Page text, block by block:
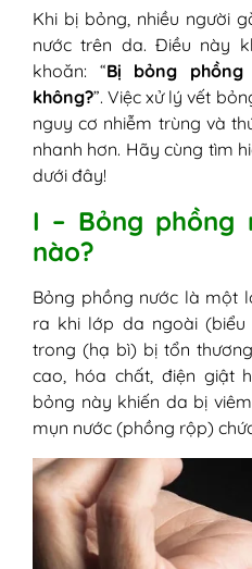
1. Trường hợp
2. Trường hợp
hướng dẫn từ
III - Hướng dẫn xử
đúng cách
IV - Trường hợp
sĩ?
rộng
3. Cơ thể có
toàn thân
4. Vết bỏng
ngày
5. Bỏng do
Khi bị bỏng, nhiều người
nước trên da. Điều này
khoăn: “Bị bỏng
không?”. Việc xử lý vết
nguy cơ nhiễm trùng và
nhanh hơn. Hãy cùng tìm
dưới đây!
I – Bỏng phồng
nào?
Bỏng phồng nước là một
ra khi lớp da ngoài
trong (hạ bì) bị tổn
cao, hóa chất, điện giật
bỏng này khiến da bị
mụn nước (phồng rộp)